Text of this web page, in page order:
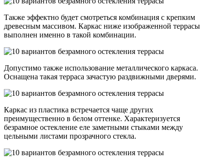
Также эффектно будет смотреться комбинация с крепким
древесным массивом. Каркас ниже изображенной террасы
выполнен именно в такой комбинации.
Допустимо также использование металлического каркаса.
Оснащена такая терраса зачастую раздвижными дверями.
Каркас из пластика встречается чаще других
преимущественно в белом оттенке. Характеризуется
безрамное остекление еле заметными стыками между
цельными листами прозрачного стекла.